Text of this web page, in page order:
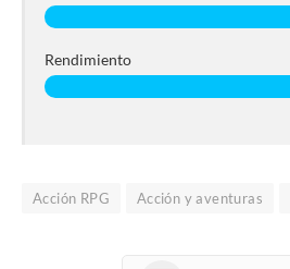
Rendimiento
Acción RPG Acción y aventuras